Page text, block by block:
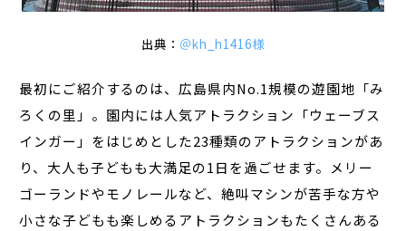
出典： ＠kh_h1416様
最初にご紹介するのは、広島県内No.1規模の遊園地「み
ろくの里」。園内には人気アトラクション「ウェーブス
インガー」をはじめとした23種類のアトラクションがあ
り、大人も子どもも大満足の1日を過ごせます。メリー
ゴーランドやモノレールなど、絶叫マシンが苦手な方や
小さな子どもも楽しめるアトラクションもたくさんある